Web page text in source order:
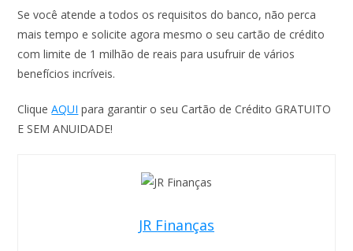
Se você atende a todos os requisitos do banco, não perca
mais tempo e solicite agora mesmo o seu cartão de crédito
com limite de 1 milhão de reais para usufruir de vários
benefícios incríveis.
CliqueAQUI para garantir o seu Cartão de Crédito GRATUITO
E SEM ANUIDADE!
JR Finanças